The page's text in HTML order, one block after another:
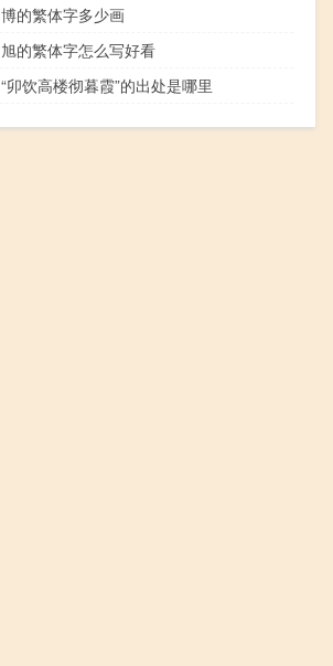
博的繁体字多少画
旭的繁体字怎么写好看
“卯饮高楼彻暮霞”的出处是哪里